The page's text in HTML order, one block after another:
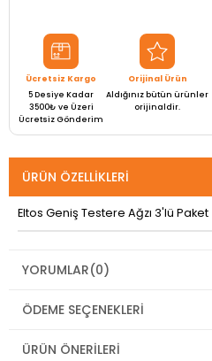
Ücretsiz Kargo
5 Desiye Kadar
3500₺ ve Üzeri
Ücretsiz Gönderim
Orijinal Ürün
Aldığınız bütün ürünler
orijinaldir.
ÜRÜN ÖZELLIKLERI
Eltos Geniş Testere Ağzı 3'lü Paket
YORUMLAR(0)
ÖDEME SEÇENEKLERI
ÜRÜN ÖNERILERI